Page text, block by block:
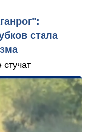
стала